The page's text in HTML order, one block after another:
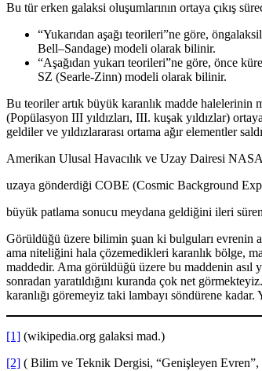
Bu tür erken galaksi oluşumlarının ortaya çıkış
“Yukarıdan aşağı teorileri”ne göre,
Bell–Sandage) modeli olarak bilinir.
“Aşağıdan yukarı teorileri”ne göre, önce
SZ (Searle-Zinn) modeli olarak bilinir.
Bu teoriler artık büyük karanlık madde halelerinin
(Popülasyon III yıldızları, III. kuşak yıldızlar)
geldiler ve yıldızlararası ortama ağır elementler
Amerikan Ulusal Havacılık ve Uzay Dairesi
uzaya gönderdiği COBE (Cosmic Background
büyük patlama sonucu meydana geldiğini ileri
Görüldüğü üzere bilimin şuan ki bulguları evrenin
ama niteliğini hala çözemedikleri karanlık bölge,
maddedir. Ama görüldüğü üzere bu maddenin asıl
sonradan yaratıldığını kuranda çok net
karanlığı göremeyiz taki lambayı söndürene
[1] (wikipedia.org galaksi mad.)
[2] ( Bilim ve Teknik Dergisi, “Genişleyen